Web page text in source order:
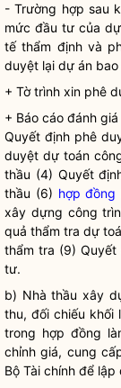
- Trường hợp sau
mức đầu tư của
tế thẩm định và
duyệt lại dự án bao
+ Tờ trình xin phê
+ Báo cáo đánh
Quyết định phê
duyệt dự toán
thầu (4) Quyết
thầu (6) hợp đồng
xây dựng công
quả thẩm tra dự
thẩm tra (9)
tư.
b) Nhà thầu xây
thu, đối chiếu khối
trong hợp đồng
chỉnh giá, cung
Bộ Tài chính để